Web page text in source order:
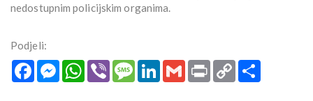
nedostupnim policijskim organima.
Podjeli:
FacebookMessengerWhatsApp
Viber MessageLinkedInGmail Print Copy
Link